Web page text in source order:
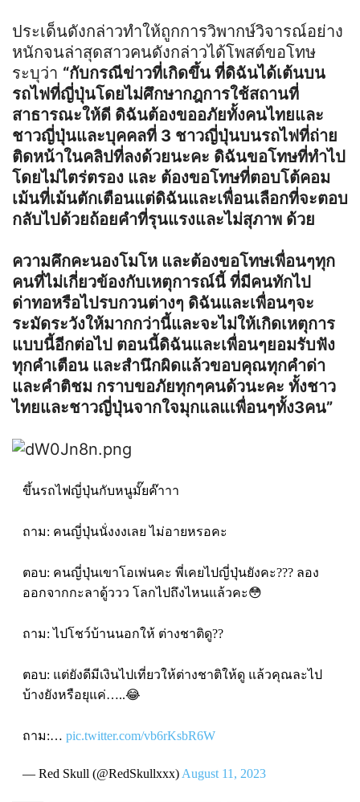
ประเด็นดังกล่าวทำให้ถูกการวิพากษ์วิจารณ์อย่าง
หนักจนล่าสุดสาวคนดังกล่าวได้โพสต์ขอโทษ
ระบุว่า “กับกรณีข่าวที่เกิดขึ้น ที่ดิฉันได้เต้นบน
รถไฟที่ญี่ปุ่นโดยไม่ศึกษากฎการใช้สถานที่
สาธารณะให้ดี ดิฉันต้องขออภัยทั้งคนไทยและ
ชาวญี่ปุ่นและบุคคลที่ 3 ชาวญี่ปุ่นบนรถไฟที่ถ่าย
ติดหน้าในคลิปที่ลงด้วยนะคะ ดิฉันขอโทษที่ทำไป
โดยไม่ไตร่ตรอง และ ต้องขอโทษที่ตอบโต้คอม
เม้นที่เม้นตักเตือนแต่ดิฉันและเพื่อนเลือกที่จะตอบ
กลับไปด้วยถ้อยคำที่รุนแรงและไม่สุภาพ ด้วย
ความคึกคะนองโมโห และต้องขอโทษเพื่อนๆทุก
คนที่ไม่เกี่ยวข้องกับเหตุการณ์นี้ ที่มีคนทักไป
ด่าทอหรือไปรบกวนต่างๆ ดิฉันและเพื่อนๆจะ
ระมัดระวังให้มากกว่านี้และจะไม่ให้เกิดเหตุการ
แบบนี้อีกต่อไป ตอนนี้ดิฉันและเพื่อนๆยอมรับฟัง
ทุกคำเตือน และสำนึกผิดแล้วขอบคุณทุกคำด่า
และคำติชม กราบขอภัยทุกๆคนด้วนะคะ ทั้งชาว
ไทยและชาวญี่ปุ่นจากใจมุกแลแเพื่อนๆทั้ง3คน”
ขึ้นรถไฟญี่ปุ่นกับหนูมั๊ยค๊าาา
ถาม: คนญี่ปุ่นนั่งงงเลย ไม่อายหรอคะ
ตอบ: คนญี่ปุ่นเขาโอเพ่นคะ พี่เคยไปญี่ปุ่นยังคะ??? ลอง
ออกจากกะลาดู้ววว โลกไปถึงไหนแล้วคะ😳
ถาม: ไปโชว์บ้านนอกให้ ต่างชาติดู??
ตอบ: แต่ยังดีมีเงินไปเที่ยวให้ต่างชาติให้ดู แล้วคุณละไป
บ้างยังหรือยุแค่…..😂
ถาม:… pic.twitter.com/vb6rKsbR6W
— Red Skull (@RedSkullxxx) August 11, 2023